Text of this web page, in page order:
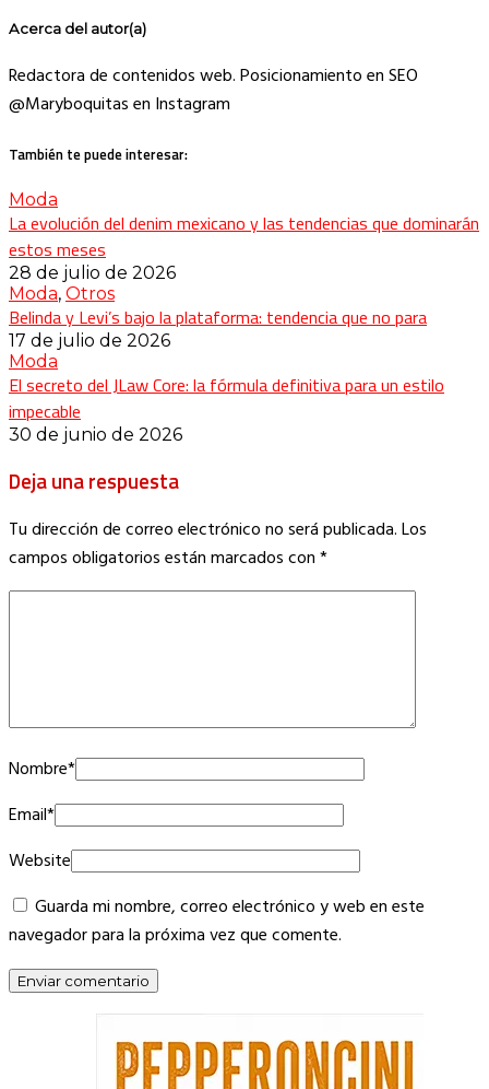
Acerca del autor(a)
Redactora de contenidos web. Posicionamiento en SEO
@Maryboquitas en Instagram
También te puede interesar:
Moda
La evolución del denim mexicano y las tendencias que dominarán
estos meses
28 de julio de 2026
Moda, Otros
Belinda y Levi’s bajo la plataforma: tendencia que no para
17 de julio de 2026
Moda
El secreto del JLaw Core: la fórmula definitiva para un estilo
impecable
30 de junio de 2026
Deja una respuesta
Tu dirección de correo electrónico no será publicada.Los
campos obligatorios están marcados con*
Nombre*
Email*
Website
Guarda mi nombre, correo electrónico y web en este
navegador para la próxima vez que comente.